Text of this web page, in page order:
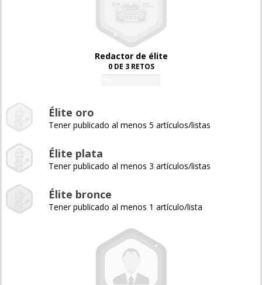
Redactor de élite
0 DE 3 RETOS
Élite oro
Tener publicado al menos 5 artículos/listas
Élite plata
Tener publicado al menos 3 artículos/listas
Élite bronce
Tener publicado al menos 1 artículo/lista